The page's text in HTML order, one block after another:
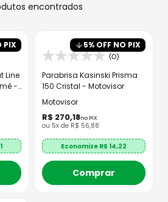
PIX
Line
-
5% OFF NO PIX
(0)
Parabrisa Kasinski Prisma
150 Cristal - Motovisor
Motovisor
R$ 270,18no PIX
ou 5x de R$ 56,88
Economize R$ 14,22
Comprar